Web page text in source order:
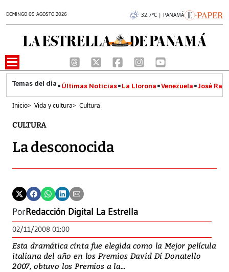
DOMINGO 09 AGOSTO 2026 32.7°C | PANAMÁ
Últimas Noticias La Llorona Venezuela José
Inicio> Vida y cultura> Cultura
CULTURA
La desconocida
PorRedacción Digital La Estrella
02/11/2008 01:00
Esta dramática cinta fue elegida como la Mejor película
italiana del año en los Premios David Dí Donatello
2007, obtuvo los Premios a la...